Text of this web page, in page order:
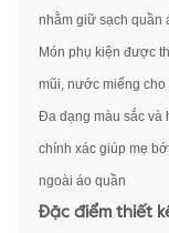
nhằm giữ sạch quần
Món phụ kiện được
mũi, nước miếng cho
Đa dạng màu sắc và
chính xác giúp mẹ
ngoài áo quần
Đặc điểm thiết